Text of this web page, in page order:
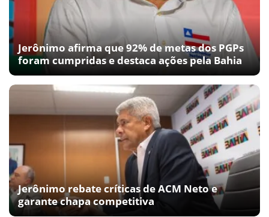
Jerônimo afirma que 92% de metas dos PGPs
foram cumpridas e destaca ações pela Bahia
Jerônimo rebate críticas de ACM Neto e
garante chapa competitiva